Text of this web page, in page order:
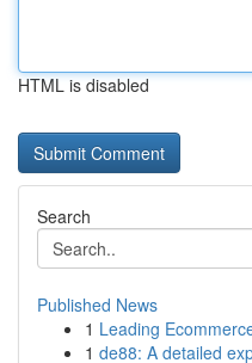
HTML is disabled
Search
Published News
1 Leading
1 de88: A detailed